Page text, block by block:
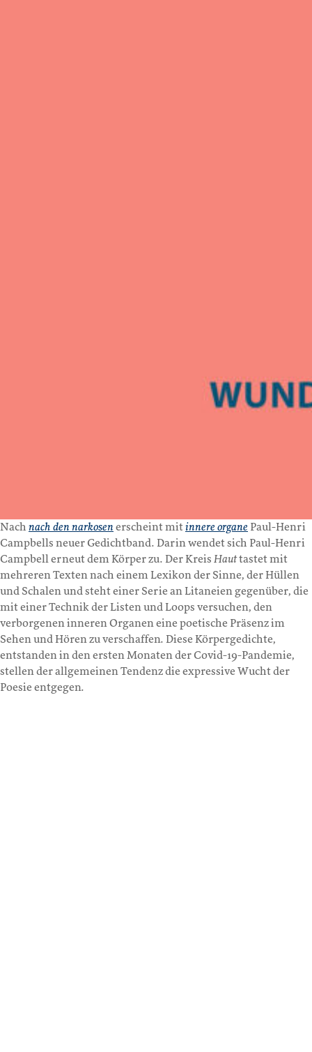
Nachnach den narkosen erscheint mitinnere organe Paul-Henri
Campbells neuer Gedichtband. Darin wendet sich Paul-Henri
Campbell erneut dem Körper zu. Der Kreis Hauttastet mit
mehreren Texten nach einem Lexikon der Sinne, der Hüllen
und Schalen und steht einer Serie an Litaneien gegenüber, die
mit einer Technik der Listen und Loops versuchen, den
verborgenen inneren Organen eine poetische Präsenz im
Sehen und Hören zu verschaffen. Diese Körpergedichte,
entstanden in den ersten Monaten der Covid-19-Pandemie,
stellen der allgemeinen Tendenz die expressive Wucht der
Poesie entgegen.